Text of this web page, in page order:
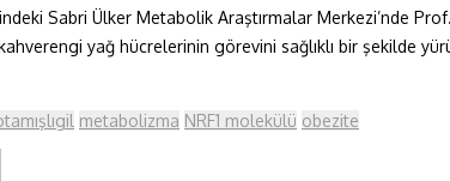
Sabri Ülker Metabolik Araştırmalar Merkezi’nde
yağ hücrelerinin görevini sağlıklı bir şekilde
metabolizma NRF1 molekülü obezite